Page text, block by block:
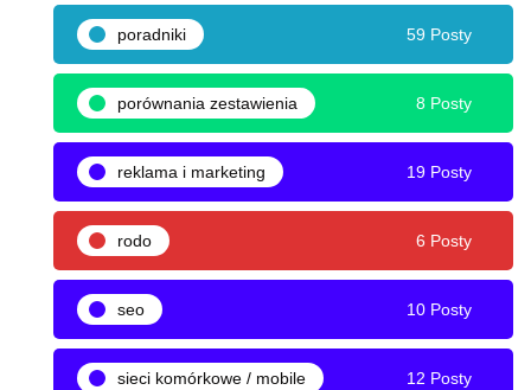
poradniki 59 Posty
porównania zestawienia 8 Posty
reklama i marketing 19 Posty
rodo 6 Posty
seo 10 Posty
sieci komórkowe / mobile 12 Posty